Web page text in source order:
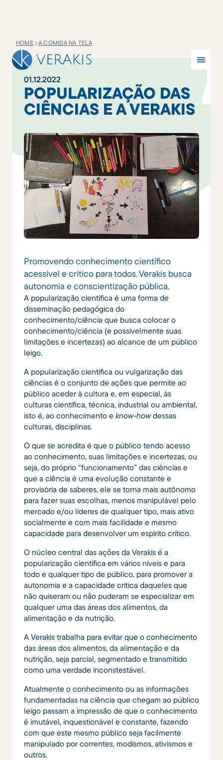
HOME A COMIDA NA TELA
01.12.2022
POPULARIZAÇÃO DAS
CIÊNCIAS E A VERAKIS
Promovendo conhecimento científico
acessível e crítico para todos. Verakis busca
autonomia e conscientização pública.
A popularização científica é uma forma de
disseminação pedagógica do
conhecimento/ciência que busca colocar o
conhecimento/ciência (e possivelmente suas
limitações e incertezas) ao alcance de um público
leigo.
A popularização científica ou vulgarização das
ciências é o conjunto de ações que permite ao
público aceder à cultura e, em especial, às
culturas científica, técnica, industrial ou ambiental,
isto é, ao conhecimento e know-howdessas
culturas, disciplinas.
O que se acredita é que o público tendo acesso
ao conhecimento, suas limitações e incertezas, ou
seja, do próprio “funcionamento” das ciências e
que a ciência é uma evolução constante e
provisória de saberes, ele se torna mais autônomo
para fazer suas escolhas, menos manipulável pelo
mercado e/ou líderes de qualquer tipo, mais ativo
socialmente e com mais facilidade e mesmo
capacidade para desenvolver um espírito crítico.
O núcleo central das ações da Verakis é a
popularização científica em vários níveis e para
todo e qualquer tipo de público, para promover a
autonomia e a capacidade crítica daqueles que
não quiseram ou não puderam se especializar em
qualquer uma das áreas dos alimentos, da
alimentação e da nutrição.
A Verakis trabalha para evitar que o conhecimento
das áreas dos alimentos, da alimentação e da
nutrição, seja parcial, segmentado e transmitido
como uma verdade inconstestável.
Atualmente o conhecimento ou as informações
fundamentadas na ciência que chegam ao público
leigo passam a impressão de que o conhecimento
é imutável, inquestionável e constante, fazendo
com que este mesmo público seja facilmente
manipulado por correntes, modismos, ativismos e
outros.